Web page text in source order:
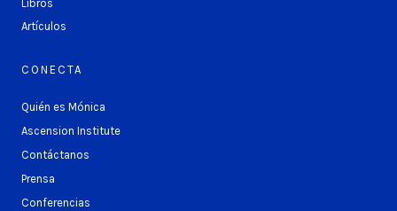
Libros
Artículos
CONECTA
Quién es Mónica
Ascension Institute
Contáctanos
Prensa
Conferencias